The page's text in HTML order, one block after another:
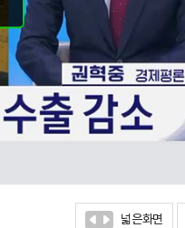
넓은화면